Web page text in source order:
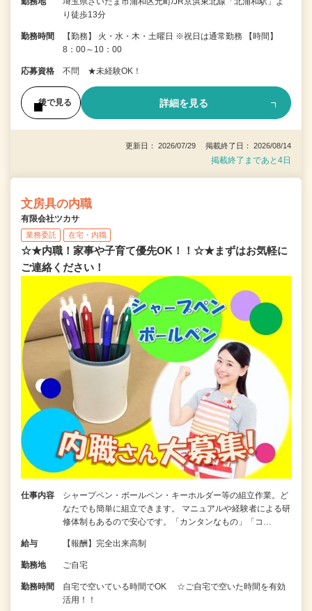
り徒歩13分
勤務時間
【勤務】 火・水・木・土曜日 ※祝日は通常勤務 【時間】
8：00～10：00
応募資格 不問 ★未経験OK！
後で見る 詳細を見る
更新日： 2026/07/29 掲載終了日： 2026/08/14
掲載終了まであと4日
文房具の内職
有限会社ツカサ
業務委託 在宅・内職
☆★内職！家事や子育て優先OK！！☆★まずはお気軽に
ご連絡ください！
仕事内容
シャープペン・ボールペン・キーホルダー等の組立作業。ど
なたでも簡単に組立できます。 マニュアルや経験者による研
修体制もあるので安心です。「カンタンなもの」「コ…
給与 【報酬】完全出来高制
勤務地 ご自宅
勤務時間
自宅で空いている時間でOK ☆ご自宅で空いた時間を有効
活用！！